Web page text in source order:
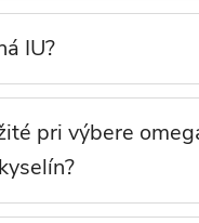
IU?
pri výbere